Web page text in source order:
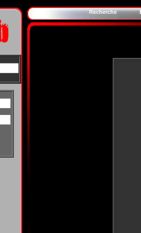
Recherche